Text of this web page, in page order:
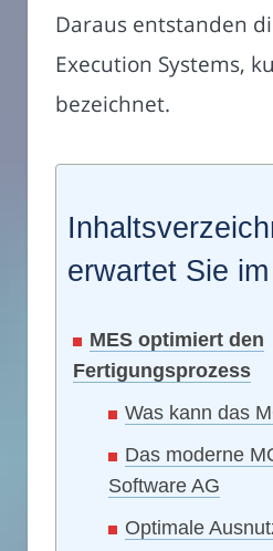
Daraus entstanden
Execution Systems,
bezeichnet.
erwartet Sie im
MES optimiert den
Fertigungsprozess
Was kann das
Das moderne
Software AG
Optimale